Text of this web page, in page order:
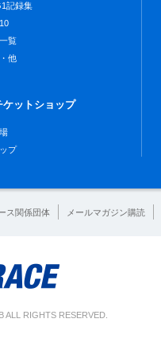
記録集
覧
他
ットショップ
プ
ス関係団体 メールマガジン購読
RIGHTS RESERVED.